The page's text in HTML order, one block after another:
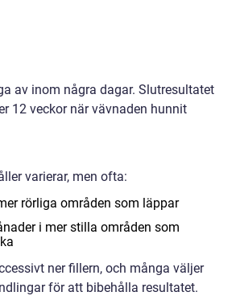
av inom några dagar. Slutresultatet
12 veckor när vävnaden hunnit
varierar, men ofta:
rörliga områden som läppar
i mer stilla områden som
ner fillern, och många väljer
för att bibehålla resultatet.